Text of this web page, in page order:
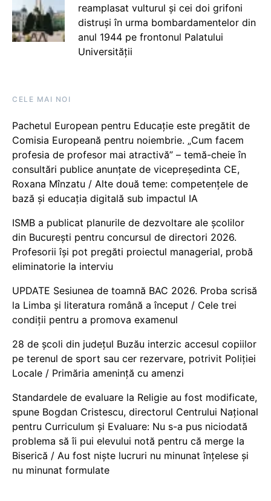
reamplasat vulturul și cei doi grifoni
distruși în urma bombardamentelor din
anul 1944 pe frontonul Palatului
Universității
CELE MAI NOI
Pachetul European pentru Educație este pregătit de
Comisia Europeană pentru noiembrie. „Cum facem
profesia de profesor mai atractivă” – temă-cheie în
consultări publice anunțate de vicepreședinta CE,
Roxana Mînzatu / Alte două teme: competențele de
bază și educația digitală sub impactul IA
ISMB a publicat planurile de dezvoltare ale școlilor
din București pentru concursul de directori 2026.
Profesorii își pot pregăti proiectul managerial, probă
eliminatorie la interviu
UPDATE Sesiunea de toamnă BAC 2026. Proba scrisă
la Limba și literatura română a început / Cele trei
condiții pentru a promova examenul
28 de școli din județul Buzău interzic accesul copiilor
pe terenul de sport sau cer rezervare, potrivit Poliției
Locale / Primăria amenință cu amenzi
Standardele de evaluare la Religie au fost modificate,
spune Bogdan Cristescu, directorul Centrului Național
pentru Curriculum și Evaluare: Nu s-a pus niciodată
problema să îi pui elevului notă pentru că merge la
Biserică / Au fost niște lucruri nu minunat înțelese și
nu minunat formulate